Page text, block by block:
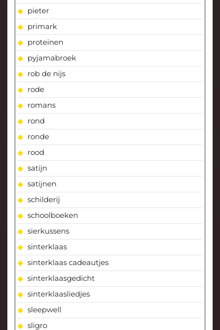
pieter
primark
proteinen
pyjamabroek
rob de nijs
rode
romans
rond
ronde
rood
satijn
satijnen
schilderij
schoolboeken
sierkussens
sinterklaas
sinterklaas cadeautjes
sinterklaasgedicht
sinterklaasliedjes
sleepwell
sligro